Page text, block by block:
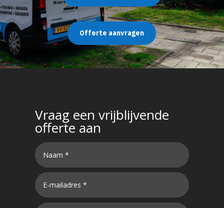
Offerte aanvragen
Vraag een vrijblijvende
offerte aan